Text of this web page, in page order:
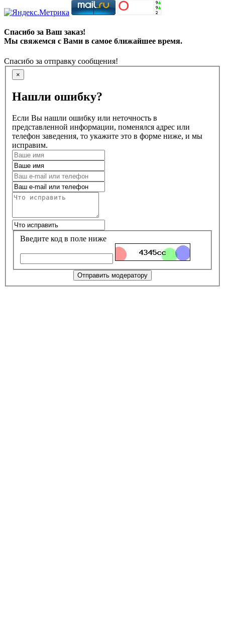
Спасибо за Ваш заказ!
Мы свяжемся с Вами в самое ближайшее время.
Спасибо за отправку сообщения!
×
Нашли ошибку?
Если Вы нашли ошибку или неточность в
представленной информации, поменялся адрес или
телефон заведения, то укажите это в форме ниже, и мы
исправим.
Введите код в поле ниже
Отправить модератору